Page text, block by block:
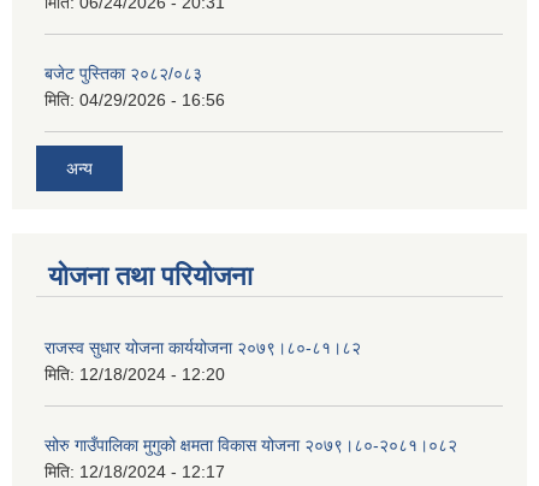
बजेट पुस्तिका २०८२/०८३
मिति: 04/29/2026 - 16:56
अन्य
योजना तथा परियोजना
राजस्व सुधार योजना कार्ययोजना २०७९।८०-८१।८२
मिति: 12/18/2024 - 12:20
सोरु गाउँपालिका मुगुको क्षमता विकास योजना २०७९।८०-२०८१।०८२
मिति: 12/18/2024 - 12:17